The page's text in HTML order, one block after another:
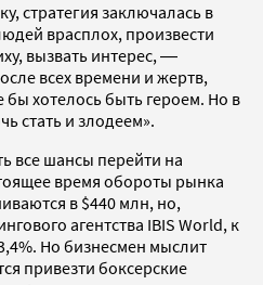
стратегия заключалась в
врасплох, произвести
вызвать интерес, ―
всех времени и жертв,
бы хотелось быть героем. Но в
стать и злодеем».
все шансы перейти на
время обороты рынка
в $440 млн, но,
агентства IBIS World, к
Но бизнесмен мыслит
привезти боксерские